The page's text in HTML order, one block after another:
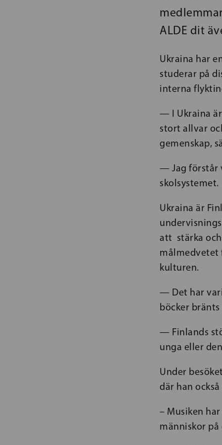
ALDE dit
Ukraina har
studerar på
interna
— I Ukraina
stort allvar
gemenskap,
— Jag förstår
skolsystemet.
Ukraina är
att stärka
målmedvetet
kulturen.
— Det har
böcker
— Finlands
unga eller
Under
där han
– Musiken
människor